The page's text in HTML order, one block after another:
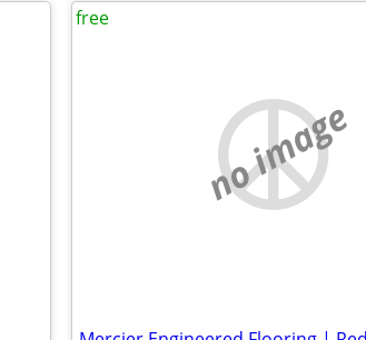
no image
free